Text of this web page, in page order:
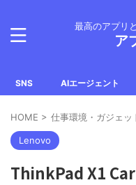
最高のアプリ
ア
SNS AIエージェント
HOME > 仕事環境・ガジェッ
Lenovo
ThinkPad X1